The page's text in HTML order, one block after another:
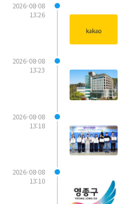
2026-08-08
13:26
2026-08-08
13:23
2026-08-08
13:18
2026-08-08
13:10